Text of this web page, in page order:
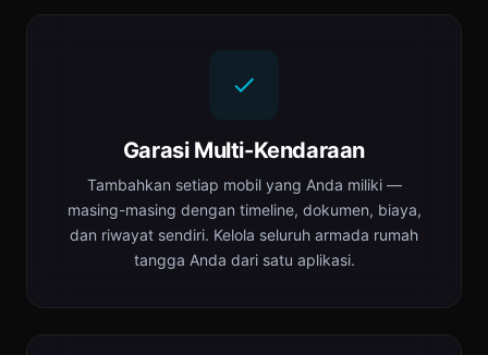
Garasi Multi-Kendaraan
Tambahkan setiap mobil yang Anda miliki —
masing-masing dengan timeline, dokumen, biaya,
dan riwayat sendiri. Kelola seluruh armada rumah
tangga Anda dari satu aplikasi.